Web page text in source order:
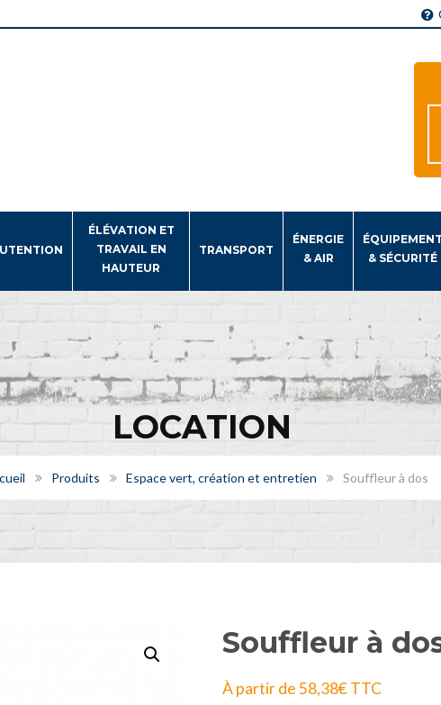
ÉLÉVATION ET
TRAVAIL EN
HAUTEUR
TRANSPORT
ÉNERGIE
& AIR
ÉQUIPEMENT
& SÉCURITÉ
LOCATION
Produits Espace vert, création et entretien Souffleur à dos
Souffleur à
À partir de58,38€TTC